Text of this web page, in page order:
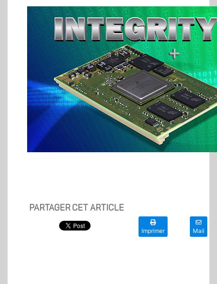
PARTAGER CET ARTICLE
Imprimer Mail